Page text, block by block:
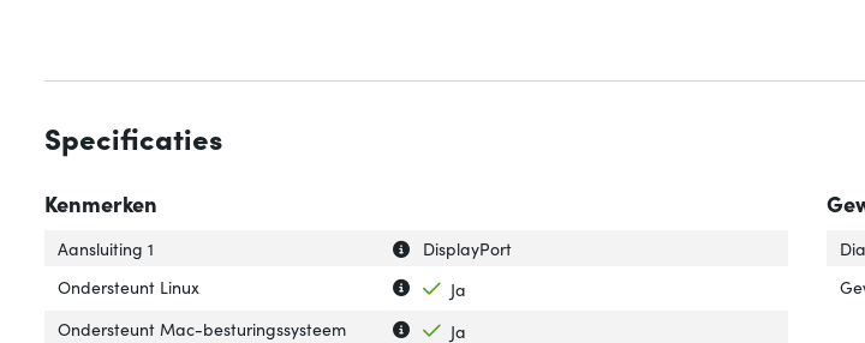
Specificaties
Kenmerken
Uitleg over 'Aansluiting 1'
Verberg uitleg over 'Aansluiting 1'
Aansluiting 1
DisplayPort
Uitleg over 'Ondersteunt Linux'
Verberg uitleg over 'Ondersteunt Linux'
Ondersteunt Linux
Ja
Uitleg over 'Ondersteunt Mac-besturingssysteem'
Verberg uitleg over 'Ondersteunt Mac-besturingssysteem'
Ondersteunt Mac-besturingssysteem
Ja